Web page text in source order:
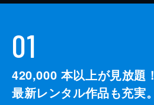
01
420,000 本以上が見放題！
最新レンタル作品も充実。